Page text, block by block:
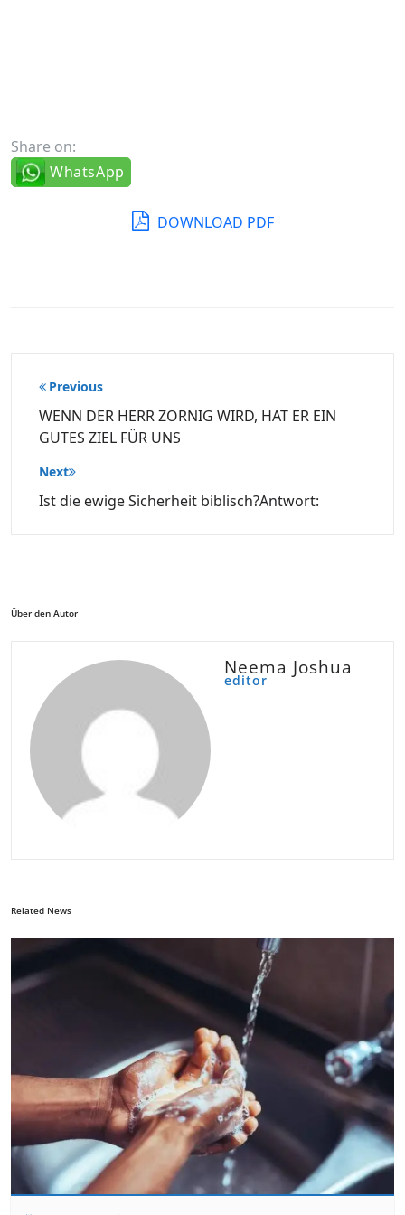
Share on:
WhatsApp
DOWNLOAD PDF
Beitragsnavigation
Previous
WENN DER HERR ZORNIG WIRD, HAT ER EIN
GUTES ZIEL FÜR UNS
Next
Ist die ewige Sicherheit biblisch?Antwort:
Über den Autor
Neema Joshua
editor
Related News